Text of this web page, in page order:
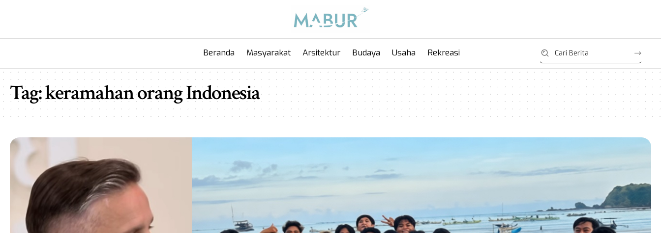
Beranda Masyarakat Arsitektur Budaya Usaha Rekreasi
Tag:keramahan orang Indonesia